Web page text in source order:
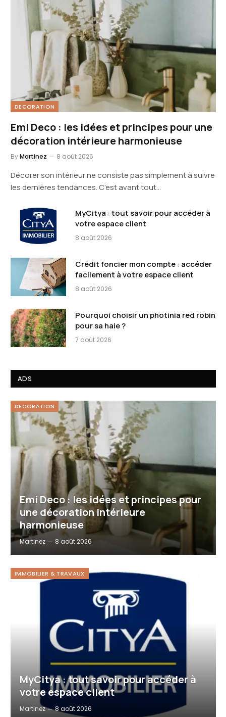
DECORATION
Emi Deco : les idées et principes pour une
décoration intérieure harmonieuse
ByMartinez 8 août 2026
Décorer son intérieur ne consiste pas simplement à suivre
les dernières tendances. C’est avant tout…
MyCitya : tout savoir pour accéder à
votre espace client
8 août 2026
Crédit foncier mon compte : accéder
facilement à votre espace client
8 août 2026
Pourquoi choisir un photinia red robin
pour sa haie ?
7 août 2026
ADS
DECORATION
Emi Deco : les idées et principes pour
une décoration intérieure
harmonieuse
Martinez 8 août 2026
IMMOBILIER & TRAVAUX
MyCitya : tout savoir pour accéder à
votre espace client
Martinez 8 août 2026